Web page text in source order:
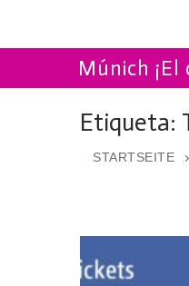
Múnich
Etiqueta:
STARTSEITE